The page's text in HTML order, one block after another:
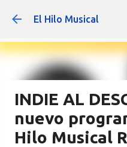
Ir al
El Hilo Musical
INDIE AL
nuevo
Hilo Musical